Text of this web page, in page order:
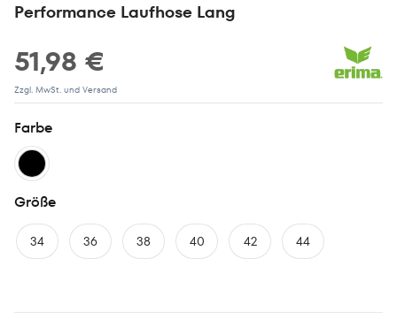
Performance Laufhose Lang
51,98 €
Zzgl. MwSt. und Versand
Farbe
Größe
34 36 38 40 42 44